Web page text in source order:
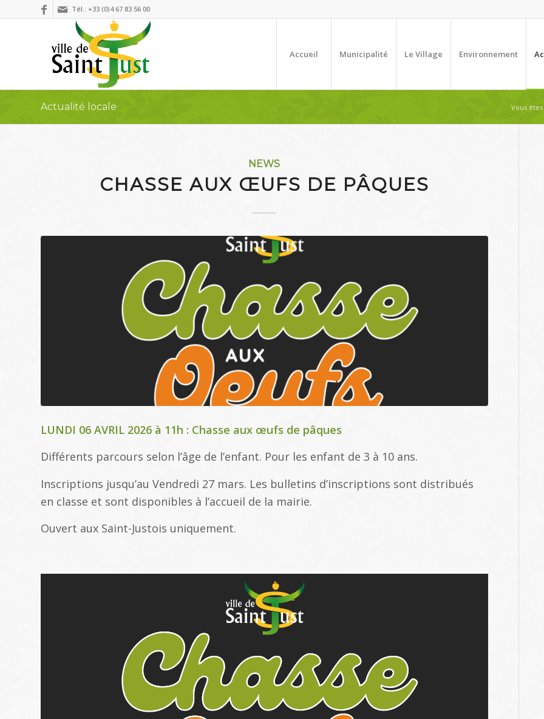
Tél.: +33 (0)4 67 83 56 00
Accueil Municipalité Le Village Environnement
Actualité locale Vous êtes
NEWS
CHASSE AUX ŒUFS DE PÂQUES
LUNDI 06 AVRIL 2026 à 11h : Chasse aux œufs de pâques
Différents parcours selon l’âge de l’enfant. Pour les enfant de 3 à 10 ans.
Inscriptions jusqu’au Vendredi 27 mars. Les bulletins d’inscriptions sont distribués
en classe et sont disponibles à l’accueil de la mairie.
Ouvert aux Saint-Justois uniquement.